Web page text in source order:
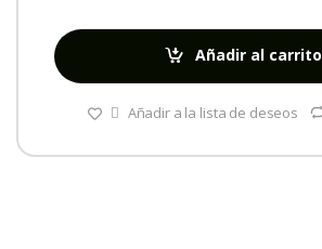
Añadir al carrito
Añadir a la lista de deseos